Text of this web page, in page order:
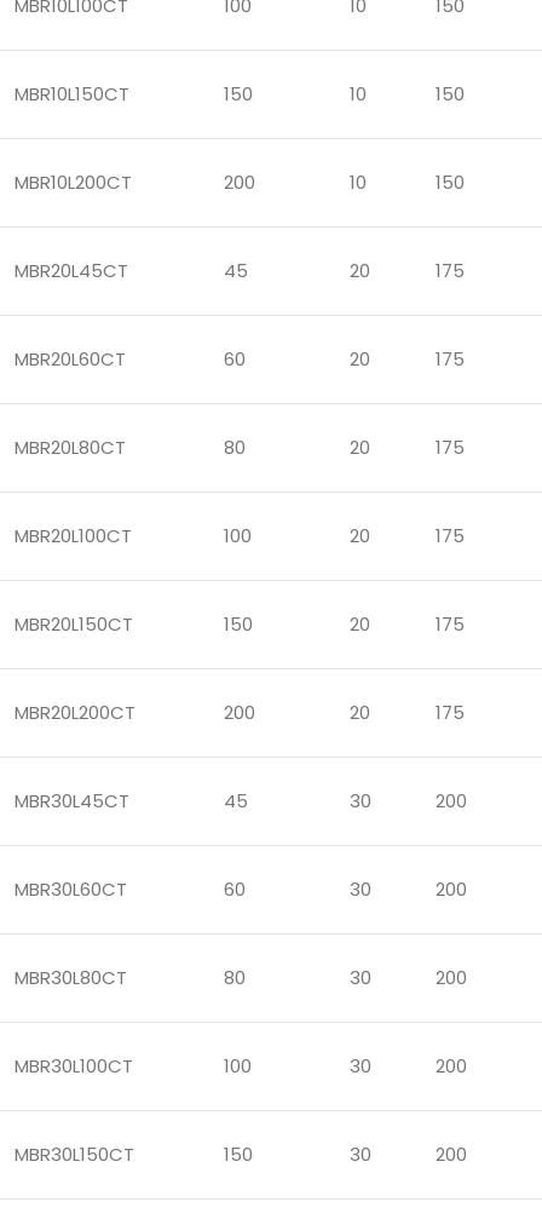
MBR10L100CT 100 10 150
MBR10L150CT 150 10 150
MBR10L200CT 200 10 150
MBR20L45CT 45 20 175
MBR20L60CT 60 20 175
MBR20L80CT 80 20 175
MBR20L100CT 100 20 175
MBR20L150CT 150 20 175
MBR20L200CT 200 20 175
MBR30L45CT 45 30 200
MBR30L60CT 60 30 200
MBR30L80CT 80 30 200
MBR30L100CT 100 30 200
MBR30L150CT 150 30 200